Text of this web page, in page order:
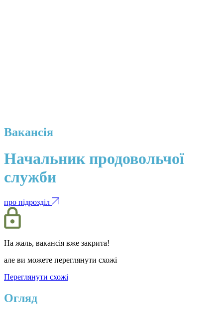
Вакансія
Начальник продовольчої
служби
про підрозділ
На жаль, вакансія вже закрита!
але ви можете переглянути схожі
Переглянути схожі
Огляд